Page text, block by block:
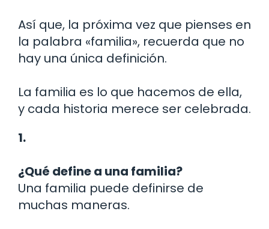
Así que, la próxima vez que pienses en
la palabra «familia», recuerda que no
hay una única definición.
La familia es lo que hacemos de ella,
y cada historia merece ser celebrada.
1.
¿Qué define a una familia?
Una familia puede definirse de
muchas maneras.